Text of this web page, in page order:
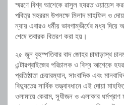
স্মরণে বিশ্ব আশেকে রাসুল হযরত ওয়ায়েস
পবিত্র মহররম উপলক্ষে মিলাদ মাহফিল ও
ন্যায় এবারও ধর্মীয় ভাবগাম্ভীর্যের মধ্য
শেষে তবারক বিতরণ করা হয়।
২৫ জুন বৃহস্পতিবার বাদ জোহর চাষাড়াস্থ
এন্টারপ্রাইজের পরিচালক ও বিশ্ব আশেকে
প্রতিষ্ঠাতা চেয়ারম্যান, সাংবাদিক এবং
বিদ্যুতের সার্বিক তত্ত্বাবধানে এই দোয়া
ওলামায়ে কেরাম, সুধীজন ও এলাকার